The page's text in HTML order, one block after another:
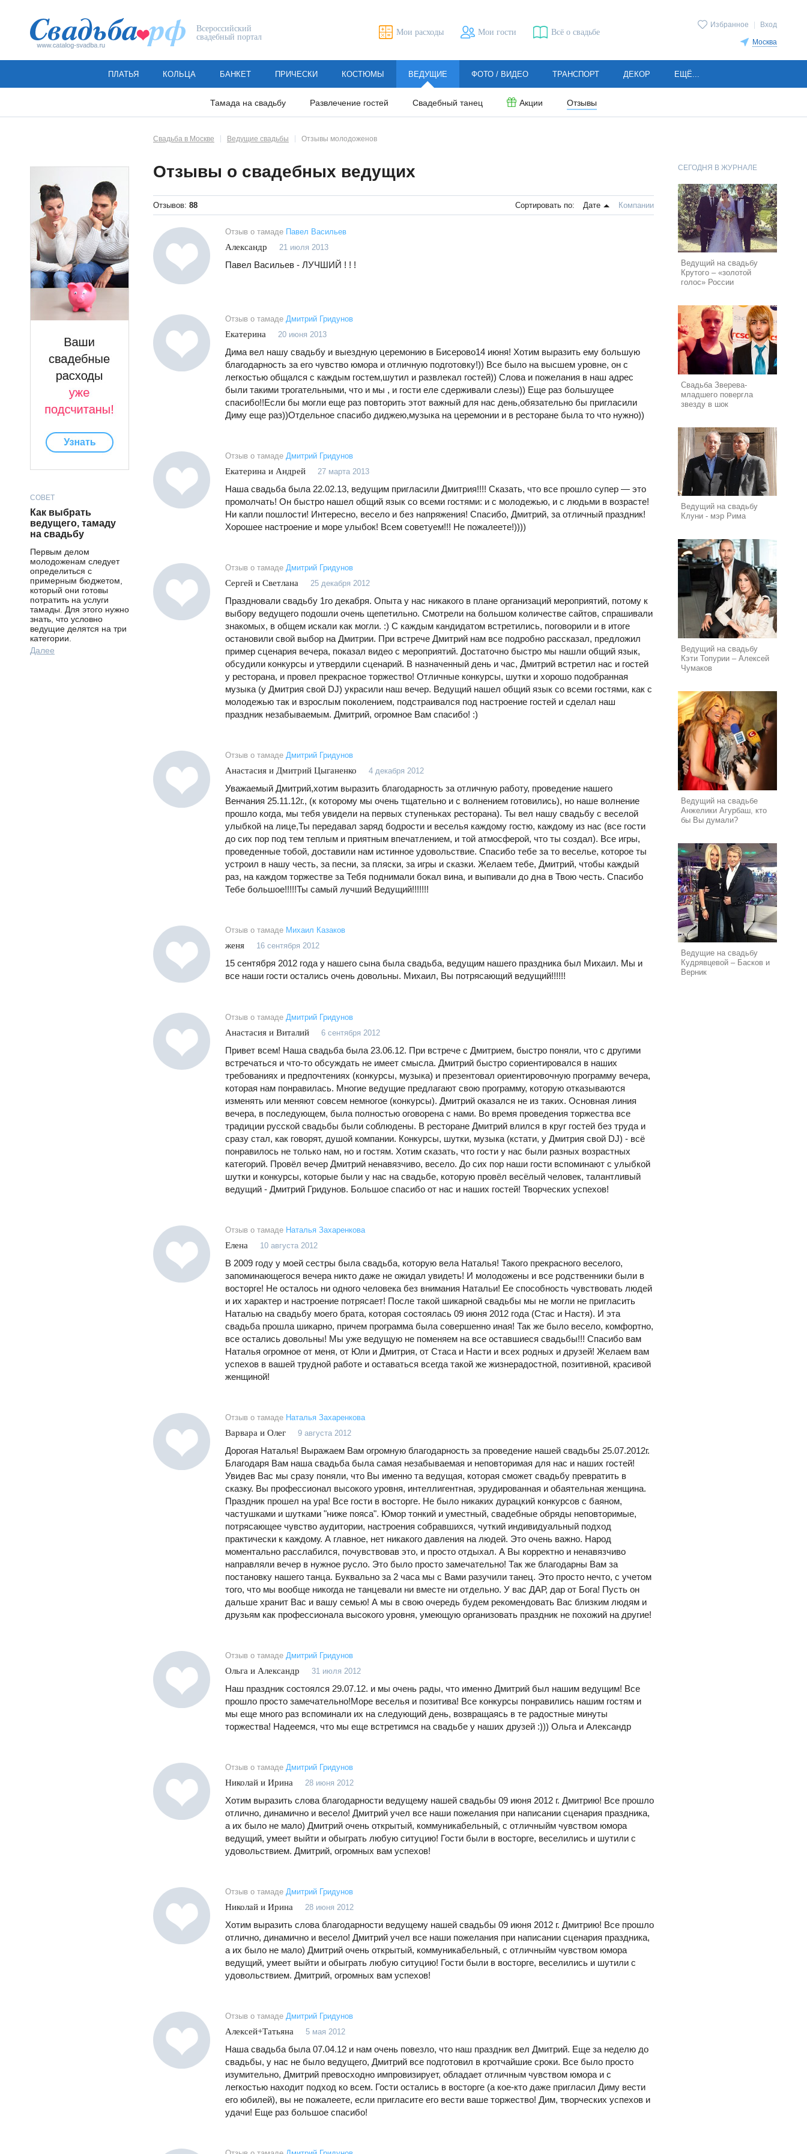
Всероссийский
свадебный портал
Избранное Вход
Москва
Мои расходы Мои гости Всё о свадьбе
ПЛАТЬЯ КОЛЬЦА БАНКЕТ ПРИЧЕСКИ КОСТЮМЫ ВЕДУЩИЕ
Тамада на свадьбу Развлечение гостей Свадебный танец Акции Отзывы
ФОТО / ВИДЕО ТРАНСПОРТ ДЕКОР ЕЩЁ...
СОВЕТ
Как выбрать
ведущего, тамаду
на свадьбу
Первым делом
молодоженам следует
определиться с
примерным бюджетом,
который они готовы
потратить на услуги
тамады. Для этого нужно
знать, что условно
ведущие делятся на три
категории.
Далее
Свадьба в Москве Ведущие свадьбы Отзывы молодоженов
Отзывы о свадебных ведущих
Отзывов: 88 Сортировать по: Дате Компании
Отзыв о тамаде Павел Васильев
Александр 21 июля 2013
Павел Васильев - ЛУЧШИЙ ! ! !
Отзыв о тамаде Дмитрий Гридунов
Екатерина 20 июня 2013
Дима вел нашу свадьбу и выездную церемонию в Бисерово14 июня! Хотим выразить ему большую
благодарность за его чувство юмора и отличную подготовку!)) Все было на высшем уровне, он с
легкостью общался с каждым гостем,шутил и развлекал гостей)) Слова и пожелания в наш адрес
были такими трогательными, что и мы , и гости еле сдерживали слезы)) Еще раз большущее
спасибо!!Если бы могли еще раз повторить этот важный для нас день,обязательно бы пригласили
Диму еще раз))Отдельное спасибо диджею,музыка на церемонии и в ресторане была то что нужно))
Отзыв о тамаде Дмитрий Гридунов
Екатерина и Андрей 27 марта 2013
Наша свадьба была 22.02.13, ведущим пригласили Дмитрия!!!! Сказать, что все прошло супер — это
промолчать! Он быстро нашел общий язык со всеми гостями: и с молодежью, и с людьми в возрасте!
Ни капли пошлости! Интересно, весело и без напряжения! Спасибо, Дмитрий, за отличный праздник!
Хорошее настроение и море улыбок! Всем советуем!!! Не пожалеете!))))
Отзыв о тамаде Дмитрий Гридунов
Сергей и Светлана 25 декабря 2012
Праздновали свадьбу 1го декабря. Опыта у нас никакого в плане организаций мероприятий, потому к
выбору ведущего подошли очень щепетильно. Смотрели на большом количестве сайтов, спрашивали
знакомых, в общем искали как могли. :) С каждым кандидатом встретились, поговорили и в итоге
остановили свой выбор на Дмитрии. При встрече Дмитрий нам все подробно рассказал, предложил
пример сценария вечера, показал видео с мероприятий. Достаточно быстро мы нашли общий язык,
обсудили конкурсы и утвердили сценарий. В назначенный день и час, Дмитрий встретил нас и гостей
у ресторана, и провел прекрасное торжество! Отличные конкурсы, шутки и хорошо подобранная
музыка (у Дмитрия свой DJ) украсили наш вечер. Ведущий нашел общий язык со всеми гостями, как с
молодежью так и взрослым поколением, подстраивался под настроение гостей и сделал наш
праздник незабываемым. Дмитрий, огромное Вам спасибо! :)
Отзыв о тамаде Дмитрий Гридунов
Анастасия и Дмитрий Цыганенко 4 декабря 2012
Уважаемый Дмитрий,хотим выразить благодарность за отличную работу, проведение нашего
Венчания 25.11.12г., (к которому мы очень тщательно и с волнением готовились), но наше волнение
прошло когда, мы тебя увидели на первых ступеньках ресторана). Ты вел нашу свадьбу с веселой
улыбкой на лице,Ты передавал заряд бодрости и веселья каждому гостю, каждому из нас (все гости
до сих пор под тем теплым и приятным впечатлением, и той атмосферой, что ты создал). Все игры,
проведенные тобой, доставили нам истинное удовольствие. Спасибо тебе за то веселье, которое ты
устроил в нашу честь, за песни, за пляски, за игры и сказки. Желаем тебе, Дмитрий, чтобы каждый
раз, на каждом торжестве за Тебя поднимали бокал вина, и выпивали до дна в Твою честь. Спасибо
Тебе большое!!!!!Ты самый лучший Ведущий!!!!!!!
Отзыв о тамаде Михаил Казаков
женя 16 сентября 2012
15 сентября 2012 года у нашего сына была свадьба, ведущим нашего праздника был Михаил. Мы и
все наши гости остались очень довольны. Михаил, Вы потрясающий ведущий!!!!!!
Отзыв о тамаде Дмитрий Гридунов
Анастасия и Виталий 6 сентября 2012
Привет всем! Наша свадьба была 23.06.12. При встрече с Дмитрием, быстро поняли, что с другими
встречаться и что-то обсуждать не имеет смысла. Дмитрий быстро сориентировался в наших
требованиях и предпочтениях (конкурсы, музыка) и презентовал ориентировочную программу вечера,
которая нам понравилась. Многие ведущие предлагают свою программу, которую отказываются
изменять или меняют совсем немногое (конкурсы). Дмитрий оказался не из таких. Основная линия
вечера, в последующем, была полностью оговорена с нами. Во время проведения торжества все
традиции русской свадьбы были соблюдены. В ресторане Дмитрий влился в круг гостей без труда и
сразу стал, как говорят, душой компании. Конкурсы, шутки, музыка (кстати, у Дмитрия свой DJ) - всё
понравилось не только нам, но и гостям. Хотим сказать, что гости у нас были разных возрастных
категорий. Провёл вечер Дмитрий ненавязчиво, весело. До сих пор наши гости вспоминают с улыбкой
шутки и конкурсы, которые были у нас на свадьбе, которую провёл весёлый человек, талантливый
ведущий - Дмитрий Гридунов. Большое спасибо от нас и наших гостей! Творческих успехов!
Отзыв о тамаде Наталья Захаренкова
Елена 10 августа 2012
В 2009 году у моей сестры была свадьба, которую вела Наталья! Такого прекрасного веселого,
запоминающегося вечера никто даже не ожидал увидеть! И молодожены и все родственники были в
восторге! Не осталось ни одного человека без внимания Натальи! Ее способность чувствовать людей
и их характер и настроение потрясает! После такой шикарной свадьбы мы не могли не пригласить
Наталью на свадьбу моего брата, которая состоялась 09 июня 2012 года (Стас и Настя). И эта
свадьба прошла шикарно, причем программа была совершенно иная! Так же было весело, комфортно,
все остались довольны! Мы уже ведущую не поменяем на все оставшиеся свадьбы!!! Спасибо вам
Наталья огромное от меня, от Юли и Дмитрия, от Стаса и Насти и всех родных и друзей! Желаем вам
успехов в вашей трудной работе и оставаться всегда такой же жизнерадостной, позитивной, красивой
женщиной!
Отзыв о тамаде Наталья Захаренкова
Варвара и Олег 9 августа 2012
Дорогая Наталья! Выражаем Вам огромную благодарность за проведение нашей свадьбы 25.07.2012г.
Благодаря Вам наша свадьба была самая незабываемая и неповторимая для нас и наших гостей!
Увидев Вас мы сразу поняли, что Вы именно та ведущая, которая сможет свадьбу превратить в
сказку. Вы профессионал высокого уровня, интеллигентная, эрудированная и обаятельная женщина.
Праздник прошел на ура! Все гости в восторге. Не было никаких дурацкий конкурсов с баяном,
частушками и шутками "ниже пояса". Юмор тонкий и уместный, свадебные обряды неповторимые,
потрясающее чувство аудитории, настроения собравшихся, чуткий индивидуальный подход
практически к каждому. А главное, нет никакого давления на людей. Это очень важно. Народ
моментально расслабился, почувствовав это, и просто отдыхал. А Вы корректно и ненавязчиво
направляли вечер в нужное русло. Это было просто замечательно! Так же благодарны Вам за
постановку нашего танца. Буквально за 2 часа мы с Вами разучили танец. Это просто нечто, с учетом
того, что мы вообще никогда не танцевали ни вместе ни отдельно. У вас ДАР, дар от Бога! Пусть он
дальше хранит Вас и вашу семью! А мы в свою очередь будем рекомендовать Вас близким людям и
друзьям как профессионала высокого уровня, умеющую организовать праздник не похожий на другие!
Отзыв о тамаде Дмитрий Гридунов
Ольга и Александр 31 июля 2012
Наш праздник состоялся 29.07.12. и мы очень рады, что именно Дмитрий был нашим ведущим! Все
прошло просто замечательно!Море веселья и позитива! Все конкурсы понравились нашим гостям и
мы еще много раз вспоминали их на следующий день, возвращаясь в те радостные минуты
торжества! Надеемся, что мы еще встретимся на свадьбе у наших друзей :))) Ольга и Александр
Отзыв о тамаде Дмитрий Гридунов
Николай и Ирина 28 июня 2012
Хотим выразить слова благодарности ведущему нашей свадьбы 09 июня 2012 г. Дмитрию! Все прошло
отлично, динамично и весело! Дмитрий учел все наши пожелания при написании сценария праздника,
а их было не мало) Дмитрий очень открытый, коммуникабельный, с отличныйм чувством юмора
ведущий, умеет выйти и обыграть любую ситуцию! Гости были в восторге, веселились и шутили с
удовольствием. Дмитрий, огромных вам успехов!
Отзыв о тамаде Дмитрий Гридунов
Николай и Ирина 28 июня 2012
Хотим выразить слова благодарности ведущему нашей свадьбы 09 июня 2012 г. Дмитрию! Все прошло
отлично, динамично и весело! Дмитрий учел все наши пожелания при написании сценария праздника,
а их было не мало) Дмитрий очень открытый, коммуникабельный, с отличныйм чувством юмора
ведущий, умеет выйти и обыграть любую ситуцию! Гости были в восторге, веселились и шутили с
удовольствием. Дмитрий, огромных вам успехов!
Отзыв о тамаде Дмитрий Гридунов
Алексей+Татьяна 5 мая 2012
Наша свадьба была 07.04.12 и нам очень повезло, что наш праздник вел Дмитрий. Еще за неделю до
свадьбы, у нас не было ведущего, Дмитрий все подготовил в кротчайшие сроки. Все было просто
изумительно, Дмитрий превосходно импровизирует, обладает отличным чувством юмора и с
легкостью находит подход ко всем. Гости остались в восторге (а кое-кто даже пригласил Диму вести
его юбилей), вы не пожалеете, если пригласите его вести ваше торжество! Дим, творческих успехов и
удачи! Еще раз большое спасибо!
СЕГОДНЯ В ЖУРНАЛЕ
Ведущий на свадьбу
Крутого – «золотой
голос» России
Свадьба Зверева-
младшего повергла
звезду в шок
Ведущий на свадьбу
Клуни - мэр Рима
Ведущий на свадьбу
Кэти Топурии – Алексей
Чумаков
Ведущий на свадьбе
Анжелики Агурбаш, кто
бы Вы думали?
Ведущие на свадьбу
Кудрявцевой – Басков и
Верник